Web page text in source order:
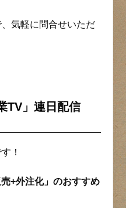
気軽に問合せいただ
TV」連日 配信
！
+外注化」のおすすめ